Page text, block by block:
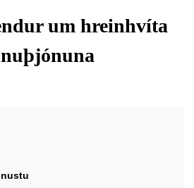
um hreinhvíta